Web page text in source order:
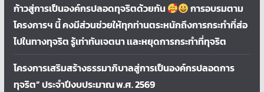
ก้าวสู่การเป็นองค์กรปลอดทุจริตด้วยกัน
การอบรมตาม
โครงการฯ นี้ คงมีส่วนช่วยให้ทุกท่านตระหนักถึงการกระทำที่ส่อ
ไปในทางทุจริต รู้เท่าทันเจตนา เเละหยุดการกระทำที่ทุจริต
โครงการเสริมสร้างธรรมาภิบาลสู่การเป็นองค์กรปลอดการ
ทุจริต” ประจำปีงบประมาณ พ.ศ. 2569